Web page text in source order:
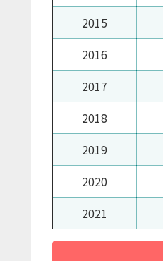
2015
2016
2017
2018
2019
2020
2021